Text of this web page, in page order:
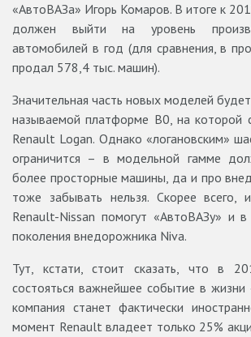
«АвтоВАЗа» Игорь Комаров. В итоге к
должен выйти на уровень
автомобилей в год (для сравнения, в
продал 578,4 тыс. машин).
Значительная часть новых моделей
называемой платформе В0, на которой
Renault Logan. Однако «логановским»
ограничится – в модельной гамме
более просторные машины, да и про
тоже забывать нельзя. Скорее всего,
Renault-Nissan помогут «АвтоВАЗу» и
поколения внедорожника Niva.
Тут, кстати, стоит сказать, что в
состояться важнейшее событие в
компания станет фактически
момент Renault владеет только 25%